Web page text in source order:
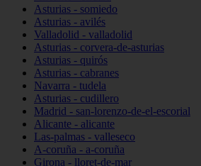
Asturias - somiedo
Asturias - avilés
Valladolid - valladolid
Asturias - corvera-de-asturias
Asturias - quirós
Asturias - cabranes
Navarra - tudela
Asturias - cudillero
Madrid - san-lorenzo-de-el-escorial
Alicante - alicante
Las-palmas - valleseco
A-coruña - a-coruña
Girona - lloret-de-mar